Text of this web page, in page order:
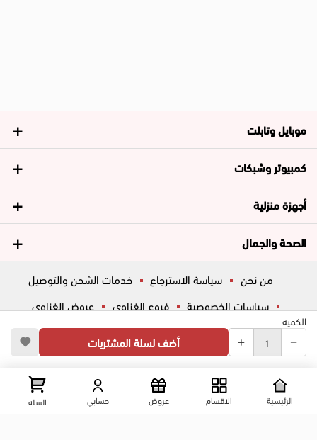
الكميه
أضف لسلة المشتريات
موبايل وتابلت
كمبيوتر وشبكات
أجهزة منزلية
الصحة والجمال
من نحن سياسة الاسترجاع
خدمات الشحن والتوصيل
سياسات الخصوصية
فروع الغزاوي
عروض الغزاوي
المساعدة
ڤاليو أسئلة شائعة
شارع المكاتب, الزقازيق , الشرقية, مصر عرض علي الخريطه
الرئيسية الاقسام عروض حسابي السله